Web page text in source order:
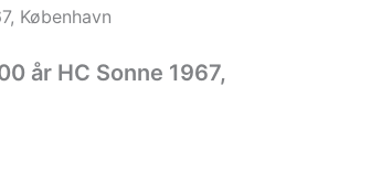
København
år HC Sonne 1967,